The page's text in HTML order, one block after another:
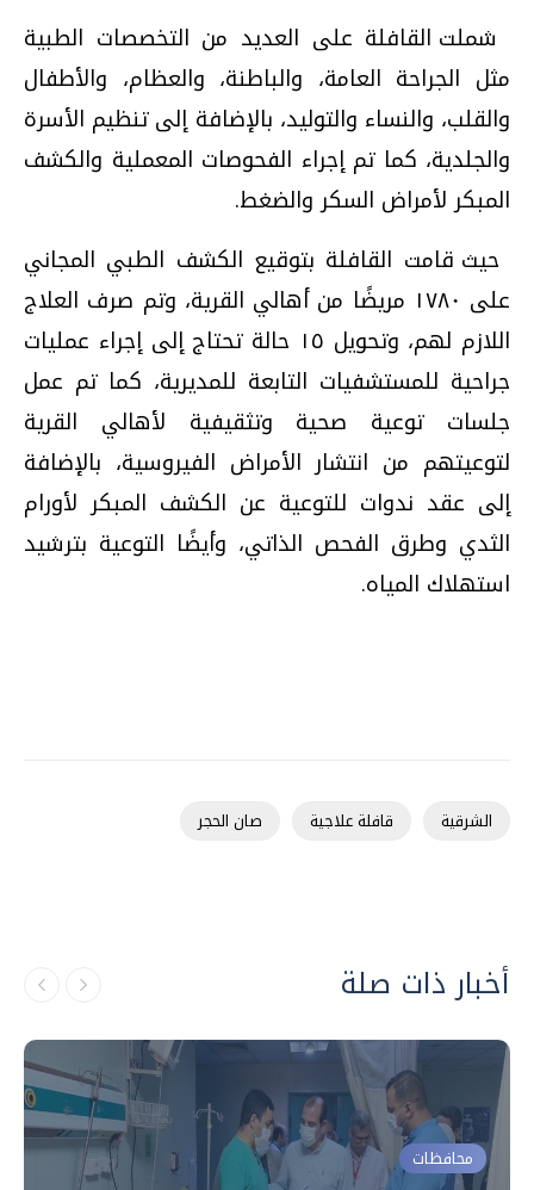
شملت القافلة على العديد من التخصصات الطبية
مثل الجراحة العامة، والباطنة، والعظام، والأطفال
والقلب، والنساء والتوليد، بالإضافة إلى تنظيم الأسرة
والجلدية، كما تم إجراء الفحوصات المعملية والكشف
المبكر لأمراض السكر والضغط.
حيث قامت القافلة بتوقيع الكشف الطبي المجاني
على ١٧٨٠ مريضًا من أهالي القرية، وتم صرف العلاج
اللازم لهم، وتحويل ١٥ حالة تحتاج إلى إجراء عمليات
جراحية للمستشفيات التابعة للمديرية، كما تم عمل
جلسات توعية صحية وتثقيفية لأهالي القرية
لتوعيتهم من انتشار الأمراض الفيروسية، بالإضافة
إلى عقد ندوات للتوعية عن الكشف المبكر لأورام
الثدي وطرق الفحص الذاتي، وأيضًا التوعية بترشيد
استهلاك المياه.
الشرقية قافلة علاجية صان الحجر
أخبار ذات صلة
محافظات